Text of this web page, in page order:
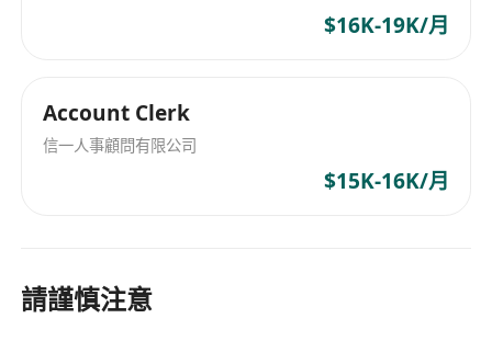
$16K-19K/月
Account Clerk
信一人事顧問有限公司
$15K-16K/月
請謹慎注意